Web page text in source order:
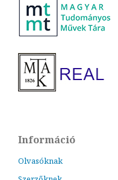
Információ
Olvasóknak